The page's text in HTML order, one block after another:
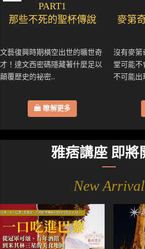
PART1
那些不死的聖杯傳說
文藝復興時期橫空出世的曠世奇
才！達文西密碼隱藏著什麼足以
顛覆歷史的祕密..
瞭解更多
麥第
沒有麥第
堂可能不
不可能出
雅痞講座 即將
New Arrival